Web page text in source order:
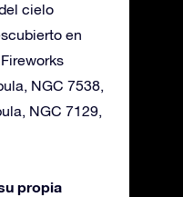
cielo
en
NGC 7538,
NGC 7129,
propia